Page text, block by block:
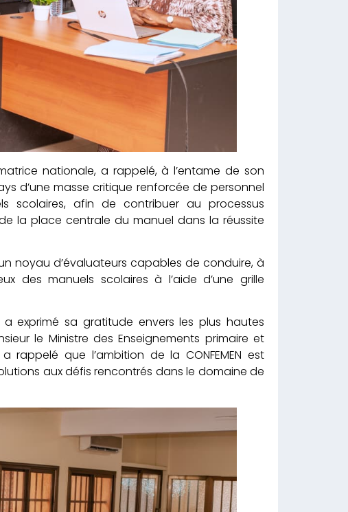
nationale, a rappelé, à l’entame de son
d’une masse critique renforcée de personnel
scolaires, afin de contribuer au processus
la place centrale du manuel dans la réussite
noyau d’évaluateurs capables de conduire, à
des manuels scolaires à l’aide d’une grille
a exprimé sa gratitude envers les plus hautes
le Ministre des Enseignements primaire et
que l’ambition de la CONFEMEN est
aux défis rencontrés dans le domaine de